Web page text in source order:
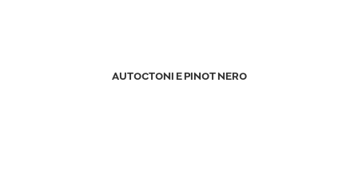
AUTOCTONI E PINOT NERO